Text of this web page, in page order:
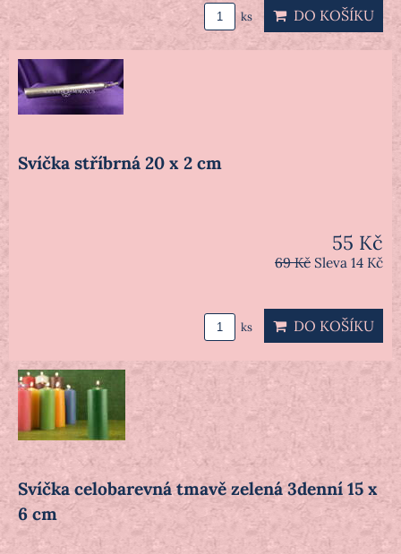
ks DO KOŠÍKU
Svíčka stříbrná 20 x 2 cm
55 Kč
69 Kč Sleva 14 Kč
ks DO KOŠÍKU
Svíčka celobarevná tmavě zelená 3denní 15 x
6 cm